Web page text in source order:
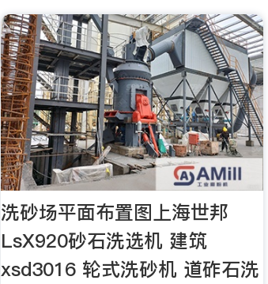
洗砂场平面布置图上海世邦
LsX920砂石洗选机 建筑
xsd3016 轮式洗砂机 道砟石洗